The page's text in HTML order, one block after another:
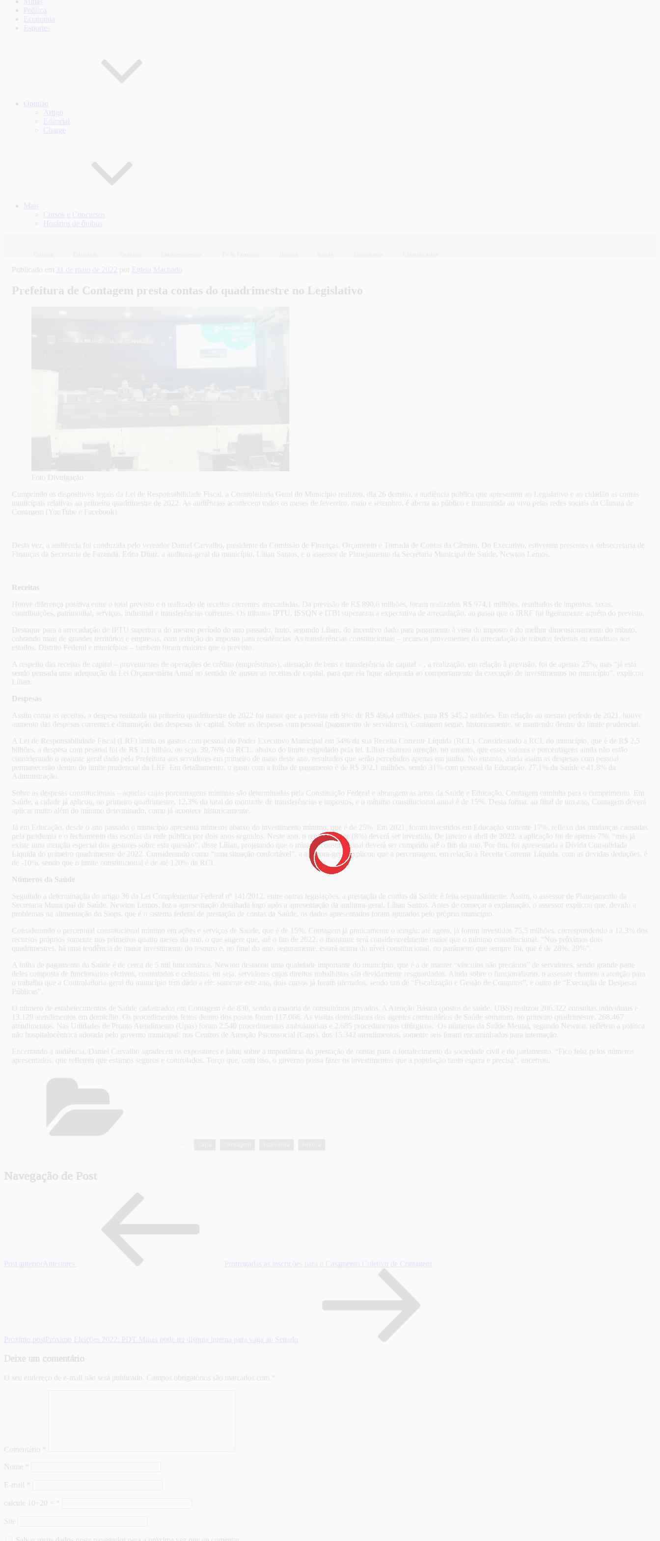
Política
Economia
Esportes
Opinião
Artigo
Editorial
Charge
Mais
Cursos e Concursos
Horários de ônibus
Publicado em 31 de maio de 2022 por Egleia Machado
Prefeitura de Contagem presta contas do quadrimestre no Legislativo
Foto Divulgação
Cumprindo os dispositivos legais da Lei de Responsabilidade Fiscal, a Controladoria Geral do Município realizou, dia 26 demaio, a audiência pública que apresentou ao Legislativo e ao cidadão as contas
municipais relativas ao primeiro quadrimestre de 2022. As audiências acontecem todos os meses de fevereiro, maio e setembro, é aberta ao público e transmitida ao vivo pelas redes sociais da Câmara de
Contagem (YouTube e Facebook).
Desta vez, a audiência foi conduzida pelo vereador Daniel Carvalho, presidente da Comissão de Finanças, Orçamento e Tomada de Contas da Câmara. Do Executivo, estiveram presentes a subsecretária de
Finanças da Secretaria de Fazenda, Edna Diniz, a auditora-geral do município, Lílian Santos, e o assessor de Planejamento da Secretaria Municipal de Saúde, Newton Lemos.
Receitas
Houve diferença positiva entre o total previsto e o realizado de receitas correntes arrecadadas. Da previsão de R$ 890,6 milhões, foram realizados R$ 974,1 milhões, resultados de impostos, taxas,
contribuições, patrimonial, serviços, industrial e transferências correntes. Os tributos IPTU, ISSQN e ITBI superaram a expectativa de arrecadação, ao passo que o IRRF foi ligeiramente aquém do previsto.
Destaque para a arrecadação de IPTU superior a do mesmo período do ano passado, fruto, segundo Lílian, do incentivo dado para pagamento à vista do imposto e do melhor dimensionamento do tributo,
cobrando mais de grandes territórios e empresas, com redução do imposto para residências. As transferências constitucionais – recursos provenientes da arrecadação de tributos federais ou estaduais aos
estados, Distrito Federal e municípios – também foram maiores que o previsto.
A respeito das receitas de capital – provenientes de operações de crédito (empréstimos), alienação de bens e transferência de capital – , a realização, em relação à previsão, foi de apenas 25%, mas “já está
sendo pensada uma adequação da Lei Orçamentária Anual no sentido de ajustar as receitas de capital, para que ela fique adequada ao comportamento da execução de investimentos no município”, explicou
Lílian.
Despesas
Assim como as receitas, a despesa realizada no primeiro quadrimestre de 2022 foi maior que a prevista em 9%: de R$ 496,4 milhões, para R$ 545,2 milhões. Em relação ao mesmo período de 2021, houve
aumento das despesas correntes e diminuição das despesas de capital. Sobre as despesas com pessoal (pagamento de servidores), Contagem segue, historicamente, se mantendo dentro do limite prudencial.
A Lei de Responsabilidade Fiscal (LRF) limita os gastos com pessoal do Poder Executivo Municipal em 54% da sua Receita Corrente Líquida (RCL). Considerando a RCL do município, que é de R$ 2,5
bilhões, a despesa com pessoal foi de R$ 1,1 bilhão, ou seja, 39,76% da RCL, abaixo do limite estipulado pela lei. Lílian chamou atenção, no entanto, que esses valores e porcentagens ainda não estão
considerando o reajuste geral dado pela Prefeitura aos servidores em primeiro de maio deste ano, resultados que serão percebidos apenas em junho. No entanto, ainda assim as despesas com pessoal
permanecerão dentro do limite prudencial da LRF. Em detalhamento, o gasto com a folha de pagamento é de R$ 302,1 milhões, sendo 31% com pessoal da Educação, 27,1% da Saúde e 41,8% da
Administração.
Sobre as despesas constitucionais – aquelas cujas porcentagens mínimas são determinadas pela Constituição Federal e abrangem as áreas da Saúde e Educação, Contagem caminha para o cumprimento. Em
Saúde, a cidade já aplicou, no primeiro quadrimestre, 12,3% do total do montante de transferências e impostos, e o mínimo constitucional anual é de 15%. Desta forma, ao final de um ano, Contagem deverá
aplicar muito além do mínimo determinado, como já acontece historicamente.
Já em Educação, desde o ano passado o município apresenta números abaixo do investimento mínimo, que é de 25%. Em 2021, foram investidos em Educação somente 17%, reflexo das mudanças causadas
pela pandemia e o fechamento das escolas da rede pública por dois anos seguidos. Neste ano, o remanescente (8%) deverá ser investido. De janeiro a abril de 2022, a aplicação foi de apenas 7%, “mas já
existe uma atenção especial dos gestores sobre esta questão”, disse Lílian, projetando que o mínimo constitucional deverá ser cumprido até o fim do ano. Por fim, foi apresentada a Dívida Consolidada
Líquida do primeiro quadrimestre de 2022. Considerando como “uma situação confortável”, a auditora-geral explicou que a percentagem, em relação à Receita Corrente Líquida, com as devidas deduções, é
de -10%, sendo que o limite constitucional é de até 120% da RCL.
Números da Saúde
Seguindo a determinação do artigo 36 da Lei Complementar Federal nº 141/2012, entre outras legislações, a prestação de contas da Saúde é feita separadamente. Assim, o assessor de Planejamento da
Secretaria Municipal de Saúde, Newton Lemos, fez a apresentação detalhada logo após a apresentação da auditora-geral, Lílian Santos. Antes de começar a explanação, o assessor explicou que, devido a
problemas na alimentação do Siops, que é o sistema federal de prestação de contas da Saúde, os dados apresentados foram apurados pelo próprio município.
Considerando o percentual constitucional mínimo em ações e serviços de Saúde, que é de 15%, Contagem já praticamente o atingiu: até agora, já foram investidos 75,5 milhões, correspondendo a 12.3% dos
recursos próprios somente nos primeiros quatro meses do ano, o que sugere que, até o fim de 2022, o montante será consideravelmente maior que o mínimo constitucional. “Nos próximos dois
quadrimestres, há uma tendência de maior investimento do tesouro e, no final do ano, seguramente, estará acima do nível constitucional, no parâmetro que sempre foi, que é de 28%, 29%”.
A folha de pagamento da Saúde é de cerca de 5 mil funcionários. Newton destacou uma qualidade importante do município, que é a de manter “vínculos não precários” de servidores, sendo grande parte
deles composta de funcionários efetivos, contratados e celetistas, ou seja, servidores cujos direitos trabalhistas são devidamente resguardados. Ainda sobre o funcionalismo, o assessor chamou a atenção para
o trabalho que a Controladoria-geral do município tem dado a ele: somente este ano, dois cursos já foram ofertados, sendo um de “Fiscalização e Gestão de Contratos”, e outro de “Execução de Despesas
Públicas”.
O número de estabelecimentos de Saúde cadastrados em Contagem é de 830, sendo a maioria de consultórios privados. A Atenção Básica (postos de saúde, UBS) realizou 206.322 consultas individuais e
13.129 atendimentos em domicílio. Os procedimentos feitos dentro dos postos foram 117.066. As visitas domiciliares dos agentes comunitários de Saúde somaram, no primeiro quadrimestre, 268.467
atendimentos. Nas Unidades de Pronto Atendimento (Upas) foram 2.540 procedimentos ambulatoriais e 2.685 procedimentos cirúrgicos. Os números da Saúde Mental, segundo Newton, refletem a política
não hospitalocêntrica adotada pelo governo municipal: nos Centros de Atenção Psicossocial (Caps), dos 15.342 atendimentos, somente seis foram encaminhados para internação.
Encerrando a audiência, Daniel Carvalho agradeceu os expositores e falou sobre a importância da prestação de contas para o fortalecimento da sociedade civil e do parlamento. “Fico feliz pelos números
apresentados, que refletem que estamos seguros e controlados. Torço que, com isso, o governo possa fazer os investimentos que a população tanto espera e precisa”, encerrou.
Navegação de Post
Post anterior Anteriores Prorrogadas as inscrições para o Casamento Coletivo de Contagem
Próximo post Próximo Eleições 2022: PDT Minas pode ter disputa interna para vaga ao Senado
Deixe um comentário
O seu endereço de e-mail não será publicado. Campos obrigatórios são marcados com
Comentário
Nome
E-mail
calcule 10+20 =
Site